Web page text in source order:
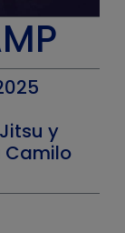
y
Camilo